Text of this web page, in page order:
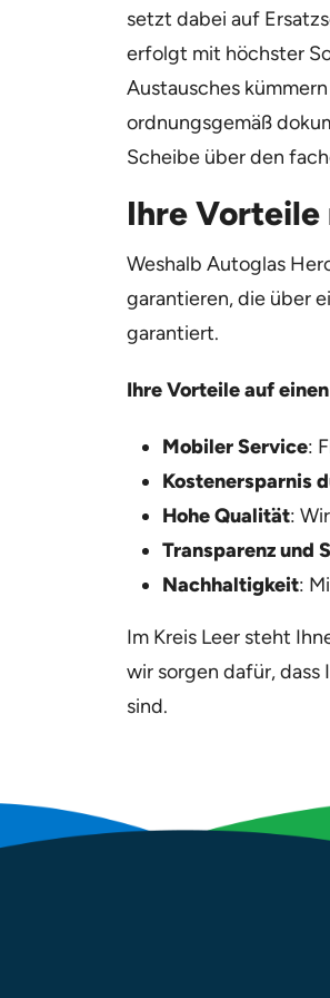
setzt dabei auf
erfolgt mit höchster
Austausches
ordnungsgemäß
Scheibe über den
Ihre Vorteile
Weshalb Autoglas
garantieren, die über
garantiert.
Ihre Vorteile auf
Mobiler Service:
Kostenersparnis
Hohe Qualität:
Transparenz und
Nachhaltigkeit:
Im Kreis Leer steht
wir sorgen dafür,
sind.